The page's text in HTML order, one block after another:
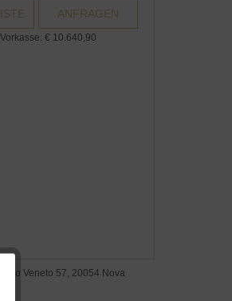
ANFRAGEN
€ 10.640,90
Veneto 57, 20054 Nova